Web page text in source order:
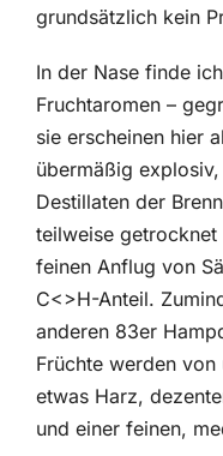
grundsätzlich kein
In der Nase finde
Fruchtaromen –
sie erscheinen hier
übermäßig
Destillaten der
teilweise
feinen Anflug von
C<>H-Anteil.
anderen 83er
Früchte werden
etwas Harz,
und einer feinen,